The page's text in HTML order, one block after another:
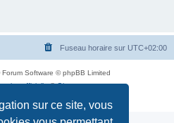
sur ce site, vous
Fuseau horaire sur UTC+02:00
Forum Software © phpBB Limited
officielle©Qiaeru